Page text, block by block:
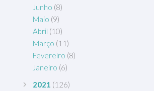
Junho (8)
Maio (9)
Abril (10)
Março (11)
Fevereiro (8)
Janeiro (6)
2021 (126)